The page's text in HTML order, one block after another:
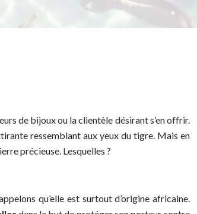
de bijoux ou la clientèle désirant s’en offrir.
ressemblant aux yeux du tigre. Mais en
précieuse. Lesquelles ?
qu’elle est surtout d’origine africaine.